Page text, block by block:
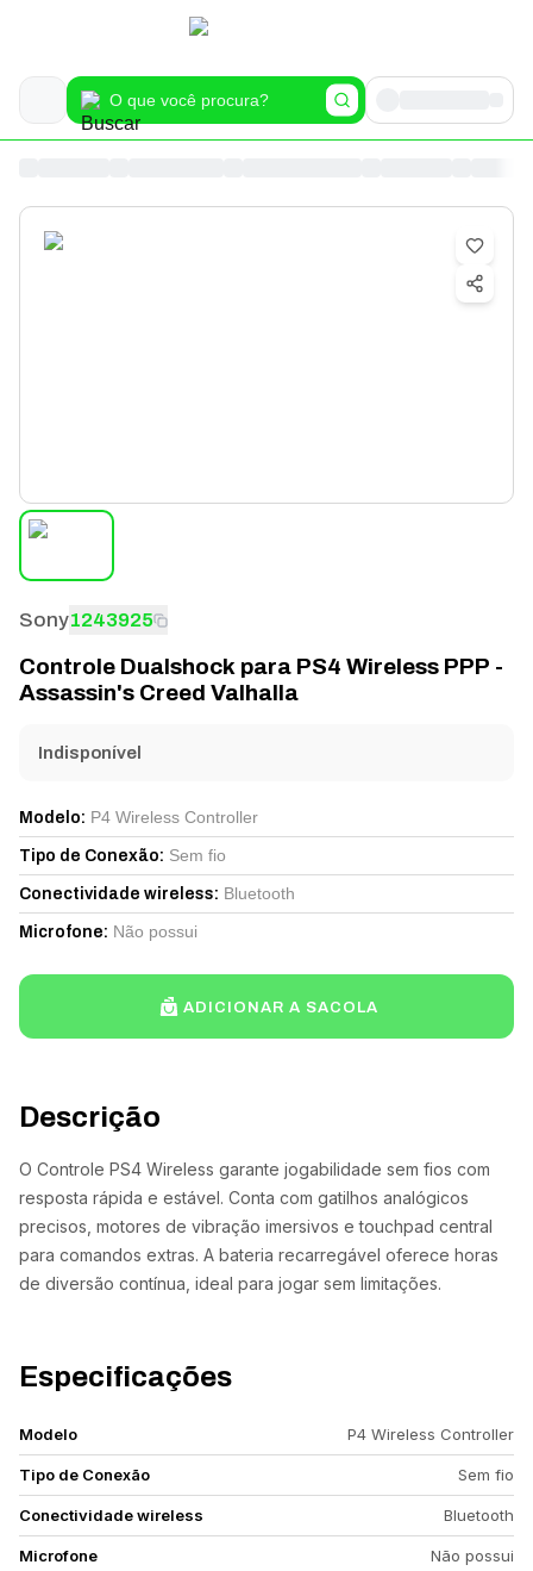
Descrição
O Controle PS4 Wireless garante jogabilidade sem fios com
resposta rápida e estável. Conta com gatilhos analógicos
precisos, motores de vibração imersivos e touchpad central
para comandos extras. A bateria recarregável oferece horas
de diversão contínua, ideal para jogar sem limitações.
Especificações
Modelo P4 Wireless Controller
Tipo de Conexão Sem fio
Conectividade wireless Bluetooth
Microfone Não possui
Sony1243925
Controle Dualshock para PS4 Wireless PPP -
Assassin's Creed Valhalla
Indisponível
Modelo: P4 Wireless Controller
Tipo de Conexão: Sem fio
Conectividade wireless: Bluetooth
Microfone: Não possui
ADICIONAR A SACOLA